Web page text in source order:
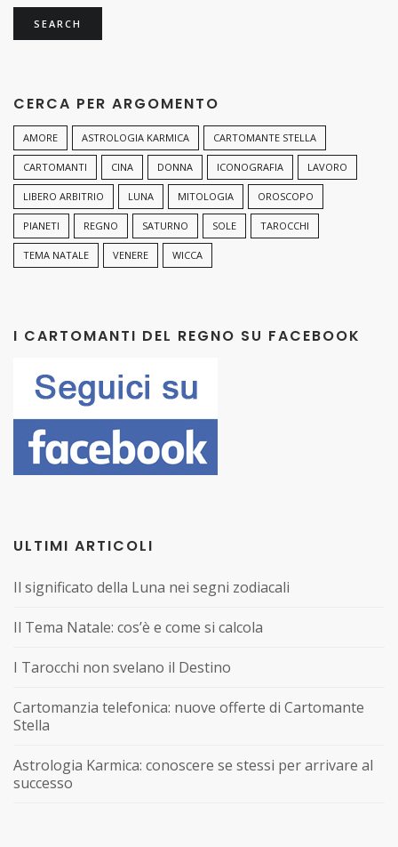
CERCA PER ARGOMENTO
AMORE ASTROLOGIA KARMICA CARTOMANTE STELLA
CARTOMANTI CINA DONNA ICONOGRAFIA LAVORO
LIBERO ARBITRIO LUNA MITOLOGIA OROSCOPO
PIANETI REGNO SATURNO SOLE TAROCCHI
TEMA NATALE VENERE WICCA
I CARTOMANTI DEL REGNO SU FACEBOOK
ULTIMI ARTICOLI
Il significato della Luna nei segni zodiacali
Il Tema Natale: cos’è e come si calcola
I Tarocchi non svelano il Destino
Cartomanzia telefonica: nuove offerte di Cartomante
Stella
Astrologia Karmica: conoscere se stessi per arrivare al
successo